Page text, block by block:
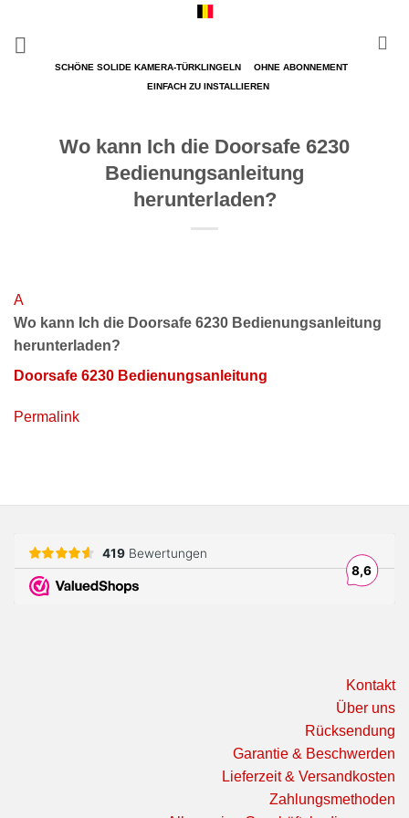
springen
SCHÖNE SOLIDE KAMERA-TÜRKLINGELN
OHNE ABONNEMENT
EINFACH ZU INSTALLIEREN
Wo kann Ich die Doorsafe 6230
Bedienungsanleitung
herunterladen?
A
Wo kann Ich die Doorsafe 6230 Bedienungsanleitung
herunterladen?
Doorsafe 6230 Bedienungsanleitung
Permalink
Kontakt
Über uns
Rücksendung
Garantie & Beschwerden
Lieferzeit & Versandkosten
Zahlungsmethoden